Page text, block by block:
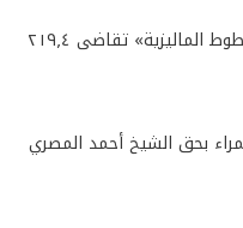
مساعد طيار في «الخطوط الماليزية» تقاضى ٢١٩٫٤
بحق الشيخ أحمد المصري